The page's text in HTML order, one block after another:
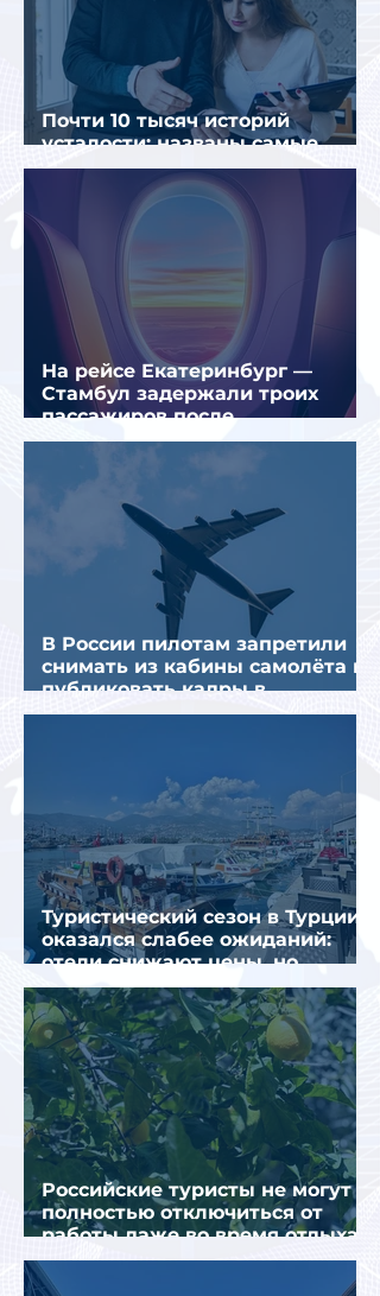
Почти 10 тысяч историй
усталости: названы самые
уставшие россияне
На рейсе Екатеринбург —
Стамбул задержали троих
пассажиров после
предполагаемой серии краж
В России пилотам запретили
снимать из кабины самолёта и
публиковать кадры в
интернете
Туристический сезон в Турции
оказался слабее ожиданий:
отели снижают цены, но
загрузка остается низкой
Российские туристы не могут
полностью отключиться от
работы даже во время отдыха
в Турции